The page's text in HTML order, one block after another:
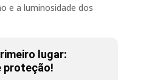
e a luminosidade dos
lugar:
proteção!